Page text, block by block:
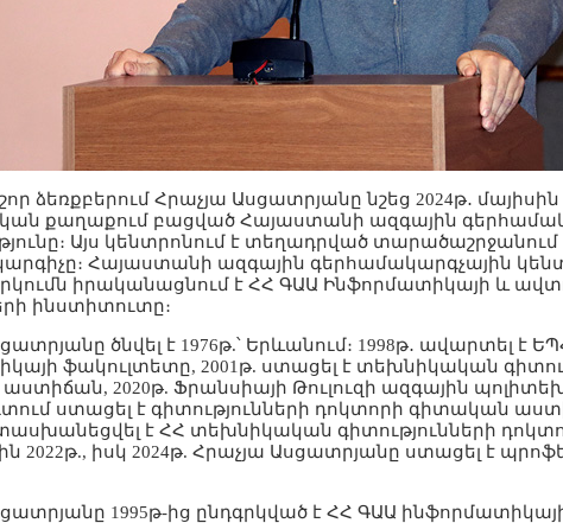
ձեռքբերում Հրաչյա Ասցատրյանը նշեց 2024թ․
քաղաքում բացված Հայաստանի ազգային
Այս կենտրոնում է տեղադրված տարածաշրջանում
Հայաստանի ազգային գերհամակարգչային
իրականացնում է ՀՀ ԳԱԱ Ինֆորմատիկայի և
ինստիտուտը։
ծնվել է 1976թ.՝ Երևանում։ 1998թ․ ավարտել է
ֆակուլտետը, 2001թ. ստացել է տեխնիկական
2020թ. Ֆրանսիայի Թուլուզի ազգային
ստացել է գիտությունների դոկտորի գիտական
է ՀՀ տեխնիկական գիտությունների
2022թ., իսկ 2024թ. Հրաչյա Ասցատրյանը ստացել է
1995թ-ից ընդգրկված է ՀՀ ԳԱԱ